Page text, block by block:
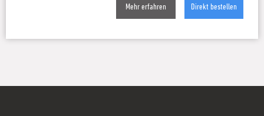
Mehr erfahren Direkt bestellen